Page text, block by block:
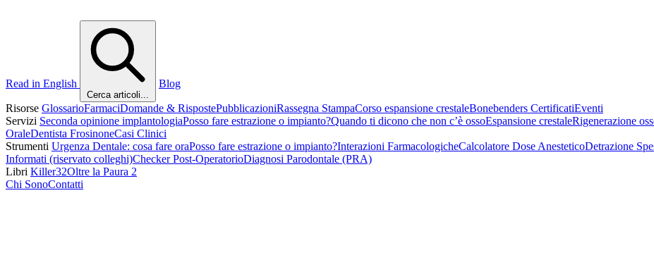
Read in English
Cerca articoli...
Blog
Risorse GlossarioFarmaciDomande & RispostePubblicazioniRassegna StampaCorso espansione crestaleBonebenders CertificatiEventi
Servizi Seconda opinione implantologiaPosso fare estrazione o impianto?Quando ti dicono che non c’è ossoEspansione crestaleRigenerazione
OraleDentista FrosinoneCasi Clinici
Strumenti Urgenza Dentale: cosa fare oraPosso fare estrazione o impianto?Interazioni FarmacologicheCalcolatore Dose AnesteticoDetrazione
Informati (riservato colleghi)Checker Post-OperatorioDiagnosi Parodontale (PRA)
Libri Killer32Oltre la Paura 2
Chi SonoContatti